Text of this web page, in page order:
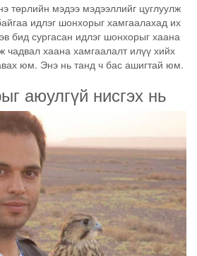
төрлийн мэдээ мэдээллийг цуглуулж
идлэг шонхорыг хамгаалахад их
бид сургасан идлэг шонхорыг хаана
чадвал хаана хамгаалалт илүү хийх
юм. Энэ нь танд ч бас ашигтай юм.
аюулгүй нисгэх нь